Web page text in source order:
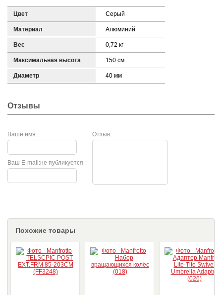
Цвет Серый
Материал Алюминий
Вес 0,72 кг
Максимальная высота 150 см
Диаметр 40 мм
Отзывы
Ваше имя: Отзыв:
не публикуется
Ваш E-mail:
Похожие товары